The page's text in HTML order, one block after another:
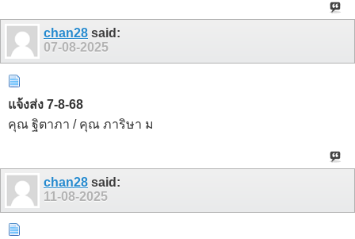
chan28 said:
07-08-2025
แจ้งส่ง 7-8-68
คุณ ฐิตาภา / คุณ ภาริษา ม
chan28 said:
11-08-2025